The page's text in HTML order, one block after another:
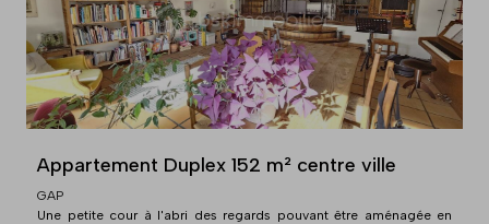
Appartement Duplex 152 m² centre ville
GAP
Une petite cour à l'abri des regards pouvant être aménagée en